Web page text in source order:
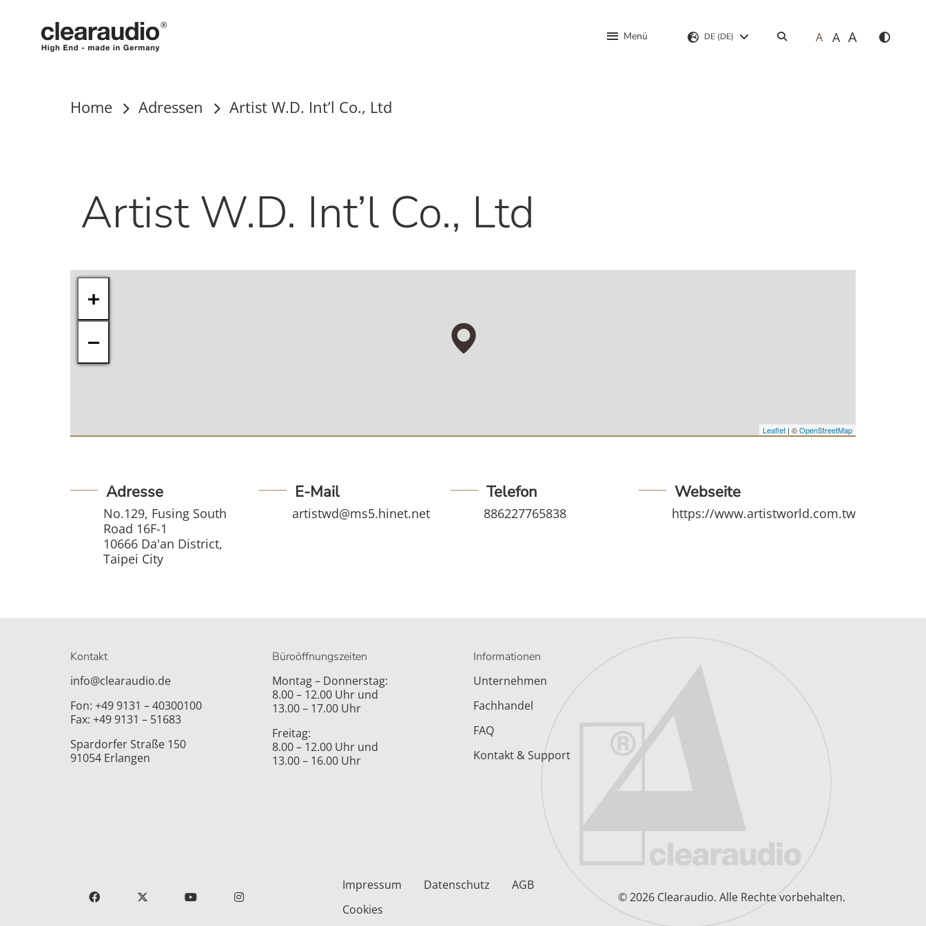
Menü DE (DE) SuchenA A A
Home Adressen Artist W.D. Int’l Co., Ltd
Artist W.D. Int’l Co., Ltd
+
−
Leaflet | ©OpenStreetMap
Adresse
No.129, Fusing South
Road 16F-1
10666 Da'an District,
Taipei City
E-Mail
artistwd@ms5.hinet.net
Telefon
886227765838
Webseite
https://www.artistworld.com.tw
Kontakt
info@clearaudio.de
Fon: +49 9131 – 40300100
Fax: +49 9131 – 51683
Spardorfer Straße 150
91054 Erlangen
Büroöffnungszeiten
Montag – Donnerstag:
8.00 – 12.00 Uhr und
13.00 – 17.00 Uhr
Freitag:
8.00 – 12.00 Uhr und
13.00 – 16.00 Uhr
Informationen
Unternehmen
Fachhandel
FAQ
Kontakt & Support
FACEBOOK
X YOUTUBEINSTAGRAM
Impressum Datenschutz
AGB
Cookies
© 2026 Clearaudio. Alle Rechte vorbehalten.